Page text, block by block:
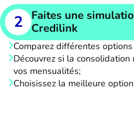
2
Faites une
Credilink
Comparez différentes
Découvrez si la
vos mensualités;
Choisissez la meilleure